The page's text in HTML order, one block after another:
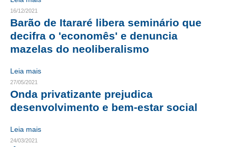
CONTRIBUIÇÃO SINDICAL URBANA
REVISÃO DE APOSENTADORIA
FGTS EXPURGOS
LEGISLAÇÃO
LEI 4.950-A/1966 – PISO SALARIAL
LEI 5.194/1966 – REGULAMENTAÇÃO DA PROFISSÃO
16/12/2021
Barão de Itararé libera seminário que
decifra o 'economês' e denuncia
mazelas do neoliberalismo
Leia mais
27/05/2021
Onda privatizante prejudica
desenvolvimento e bem-estar social
Leia mais
24/03/2021